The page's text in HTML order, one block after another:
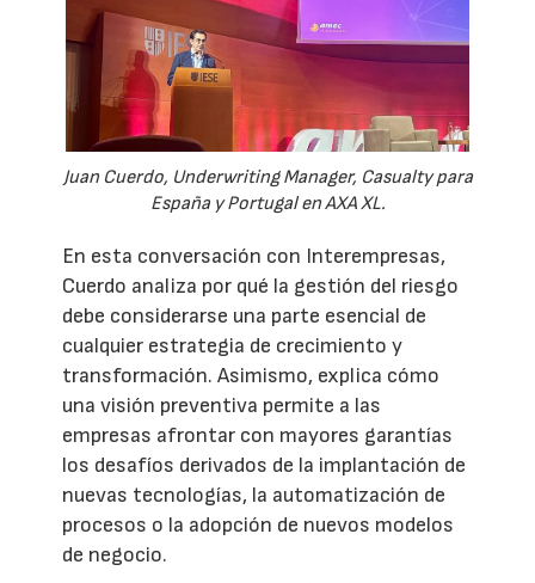
Juan Cuerdo, Underwriting Manager, Casualty para
España y Portugal en AXA XL.
En esta conversación con Interempresas,
Cuerdo analiza por qué la gestión del riesgo
debe considerarse una parte esencial de
cualquier estrategia de crecimiento y
transformación. Asimismo, explica cómo
una visión preventiva permite a las
empresas afrontar con mayores garantías
los desafíos derivados de la implantación de
nuevas tecnologías, la automatización de
procesos o la adopción de nuevos modelos
de negocio.